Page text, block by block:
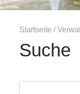
Startseite /
Suche